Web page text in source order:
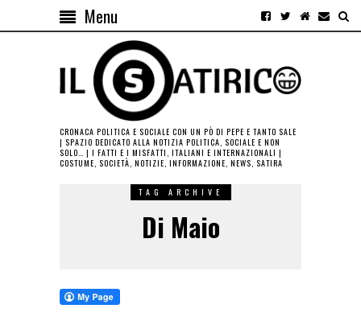
Menu
CRONACA POLITICA E SOCIALE CON UN PÒ DI PEPE E TANTO SALE
| SPAZIO DEDICATO ALLA NOTIZIA POLITICA, SOCIALE E NON
SOLO… | I FATTI E I MISFATTI, ITALIANI E INTERNAZIONALI |
COSTUME, SOCIETÀ, NOTIZIE, INFORMAZIONE, NEWS, SATIRA
TAG ARCHIVE
Di Maio